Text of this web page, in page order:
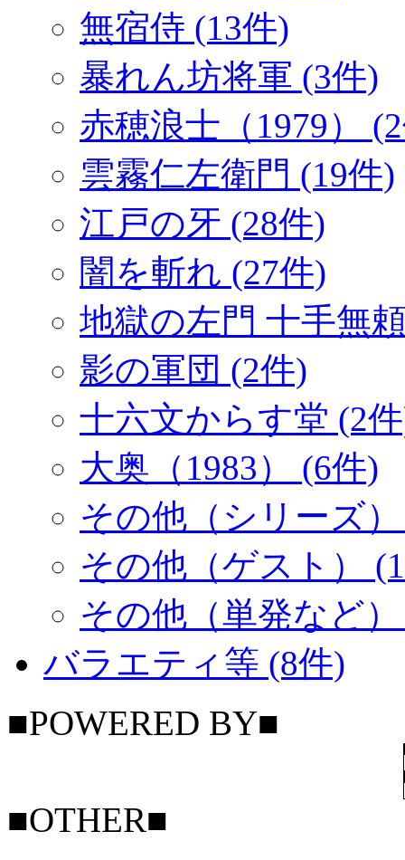
無宿侍 (13件)
暴れん坊将軍 (3件)
赤穂浪士（1979）
雲霧仁左衛門 (19件)
江戸の牙 (28件)
闇を斬れ (27件)
地獄の左門 十手無
影の軍団 (2件)
十六文からす堂 (2
大奥（1983） (6件)
その他（シリーズ
その他（ゲスト）
その他（単発など
バラエティ等 (8件)
■POWERED BY■
■OTHER■